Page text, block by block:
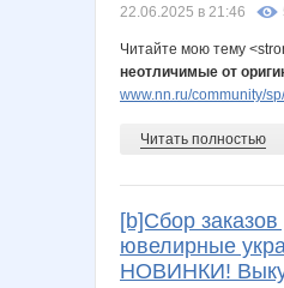
22.06.2025 в 21:46
Читайте мою тему
неотличимые от
www.nn.ru/community/
Читать полностью
[b]Сбор
ювелирные
НОВИНКИ!